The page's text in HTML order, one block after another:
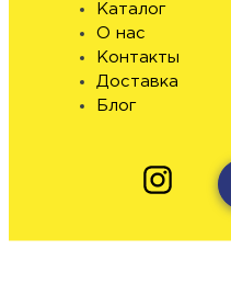
Каталог
О нас
Контакты
Доставка
Блог